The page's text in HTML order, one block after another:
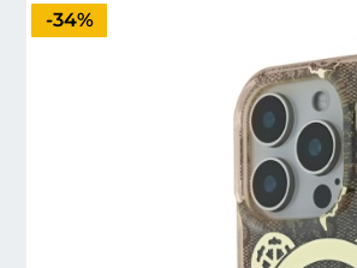
Priset är nedsatt med
-34%